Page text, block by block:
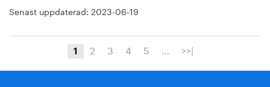
Senast uppdaterad: 2023-06-19
1 2 3 4 5 … >>|